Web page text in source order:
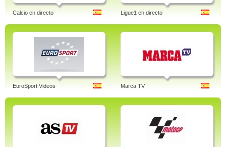
Calcio en directo Ligue1 en directo
EuroSport Videos Marca TV